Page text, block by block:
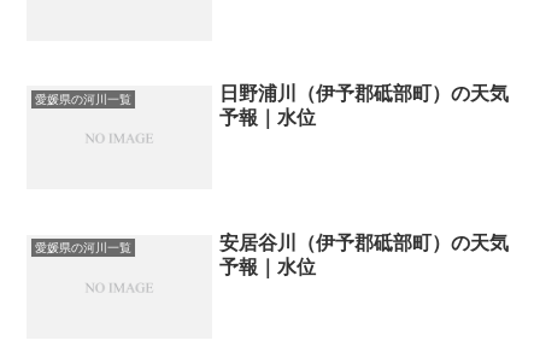
愛媛県の河川一覧
日野浦川（伊予郡砥部町）の天気
予報｜水位
愛媛県の河川一覧
安居谷川（伊予郡砥部町）の天気
予報｜水位